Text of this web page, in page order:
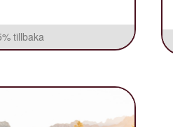
tillbaka